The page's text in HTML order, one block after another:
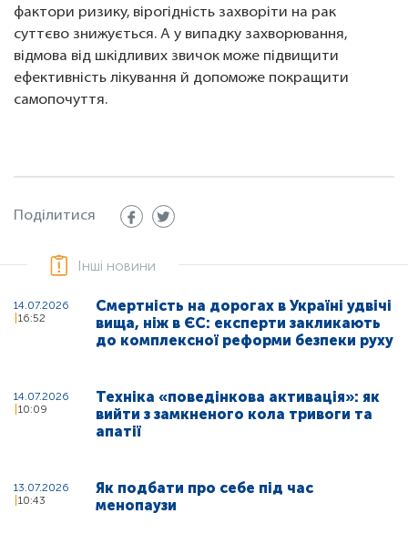
фактори ризику, вірогідність захворіти на рак
суттєво знижується. А у випадку захворювання,
відмова від шкідливих звичок може підвищити
ефективність лікування й допоможе покращити
самопочуття.
Поділитися
Інші новини
14.07.2026
16:52
Смертність на дорогах в Україні удвічі
вища, ніж в ЄС: експерти закликають
до комплексної реформи безпеки руху
14.07.2026
10:09
Техніка «поведінкова активація»: як
вийти з замкненого кола тривоги та
апатії
13.07.2026
10:43
Як подбати про себе під час
менопаузи